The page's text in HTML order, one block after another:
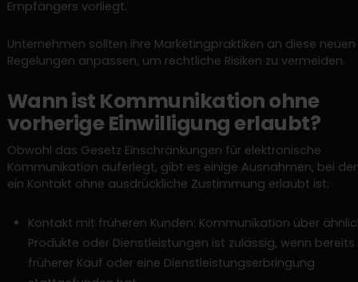
Empfängers vorliegt.
Unternehmen sollten ihre Marketingpraktiken an diese neuen
Regelungen anpassen, um rechtliche Risiken zu vermeiden.
Wann ist Kommunikation ohne
vorherige Einwilligung erlaubt?
Obwohl das Gesetz Einschränkungen für elektronische
Kommunikation auferlegt, gibt es einige Ausnahmen, bei
ein Kontakt ohne ausdrückliche Zustimmung erlaubt ist:
Kontakt mit früheren Kunden: Kommunikation über
Produkte oder Dienstleistungen ist zulässig, wenn bereits
früherer Kauf oder eine Dienstleistungserbringung